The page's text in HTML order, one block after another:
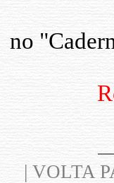
no
| VOLTA